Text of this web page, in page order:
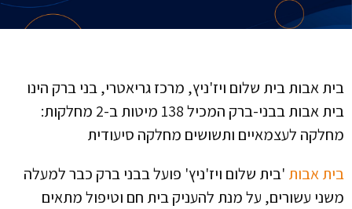
בית אבות בית שלום ויז'ניץ, מרכז גריאטרי, בני ברק הינו
בית אבות בבני-ברק המכיל 138 מיטות ב-2 מחלקות:
מחלקה לעצמאיים ותשושים מחלקה סיעודית
בית אבות 'בית שלום ויז'ניץ' פועל בבני ברק כבר למעלה
משני עשורים, על מנת להעניק בית חם וטיפול מתאים